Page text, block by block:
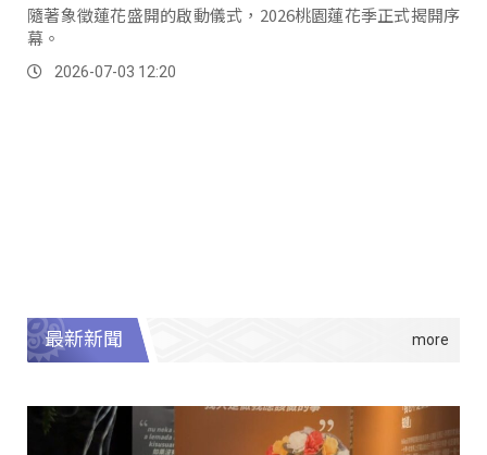
隨著象徵蓮花盛開的啟動儀式，2026桃園蓮花季正式揭開序
幕。
2026-07-03 12:20
最新新聞